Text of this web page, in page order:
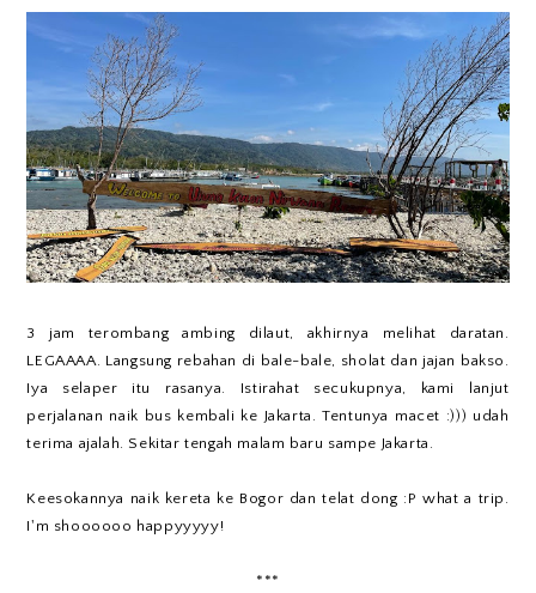
3 jam terombang ambing dilaut, akhirnya melihat daratan.
LEGAAAA. Langsung rebahan di bale-bale, sholat dan jajan bakso.
Iya selaper itu rasanya. Istirahat secukupnya, kami lanjut
perjalanan naik bus kembali ke Jakarta. Tentunya macet :))) udah
terima ajalah. Sekitar tengah malam baru sampe Jakarta.
Keesokannya naik kereta ke Bogor dan telat dong :P what a trip.
I'm shoooooo happyyyyy!
***